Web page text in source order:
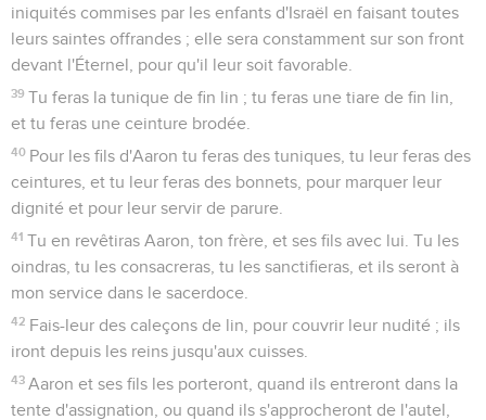
iniquités commises par les enfants d'Israël en faisant toutes
leurs saintes offrandes ; elle sera constamment sur son front
devant l'Éternel, pour qu'il leur soit favorable.
39 Tu feras la tunique de fin lin ; tu feras une tiare de fin lin,
et tu feras une ceinture brodée.
40 Pour les fils d'Aaron tu feras des tuniques, tu leur feras des
ceintures, et tu leur feras des bonnets, pour marquer leur
dignité et pour leur servir de parure.
41 Tu en revêtiras Aaron, ton frère, et ses fils avec lui. Tu les
oindras, tu les consacreras, tu les sanctifieras, et ils seront à
mon service dans le sacerdoce.
42 Fais-leur des caleçons de lin, pour couvrir leur nudité ; ils
iront depuis les reins jusqu'aux cuisses.
43 Aaron et ses fils les porteront, quand ils entreront dans la
tente d'assignation, ou quand ils s'approcheront de l'autel,